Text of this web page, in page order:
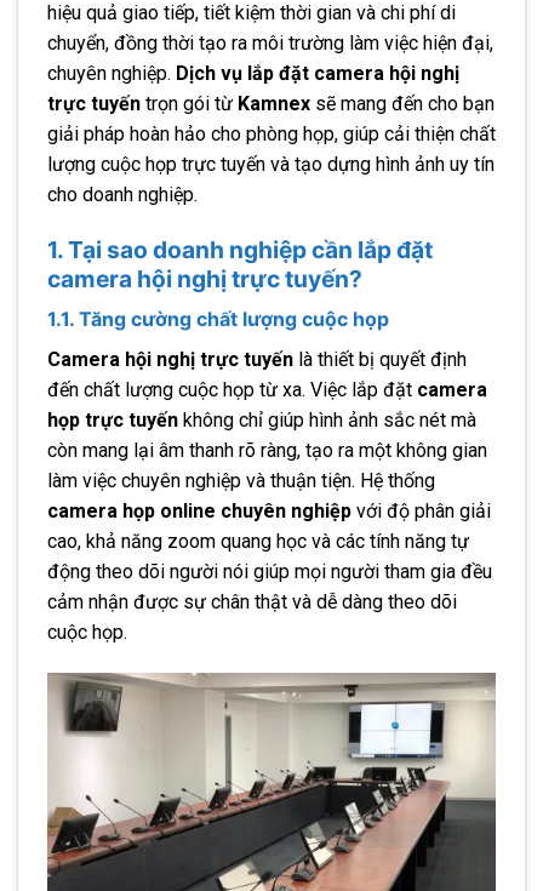
hiệu quả giao tiếp, tiết kiệm thời gian và chi phí di
chuyển, đồng thời tạo ra môi trường làm việc hiện đại,
chuyên nghiệp. Dịch vụ lắp đặt camera hội nghị
trực tuyến trọn gói từ Kamnex sẽ mang đến cho bạn
giải pháp hoàn hảo cho phòng họp, giúp cải thiện chất
lượng cuộc họp trực tuyến và tạo dựng hình ảnh uy tín
cho doanh nghiệp.
1. Tại sao doanh nghiệp cần lắp đặt
camera hội nghị trực tuyến?
1.1. Tăng cường chất lượng cuộc họp
Camera hội nghị trực tuyến là thiết bị quyết định
đến chất lượng cuộc họp từ xa. Việc lắp đặt camera
họp trực tuyến không chỉ giúp hình ảnh sắc nét mà
còn mang lại âm thanh rõ ràng, tạo ra một không gian
làm việc chuyên nghiệp và thuận tiện. Hệ thống
camera họp online chuyên nghiệp với độ phân giải
cao, khả năng zoom quang học và các tính năng tự
động theo dõi người nói giúp mọi người tham gia đều
cảm nhận được sự chân thật và dễ dàng theo dõi
cuộc họp.